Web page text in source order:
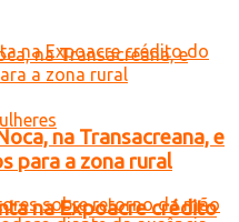
na Expoacre crédito
na Transacreana, e
para a zona rural